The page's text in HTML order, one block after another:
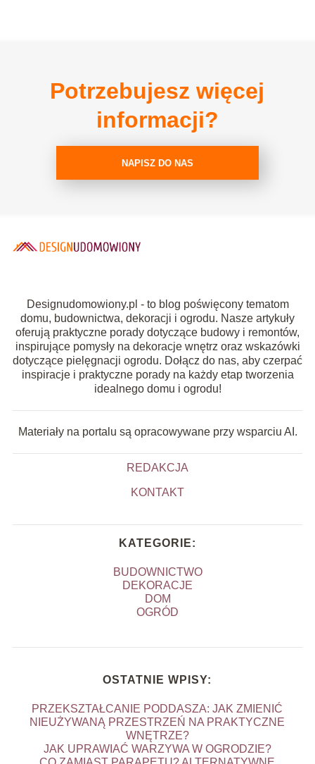
Potrzebujesz więcej
informacji?
NAPISZ DO NAS
Designudomowiony.pl - to blog poświęcony tematom
domu, budownictwa, dekoracji i ogrodu. Nasze artykuły
oferują praktyczne porady dotyczące budowy i remontów,
inspirujące pomysły na dekoracje wnętrz oraz wskazówki
dotyczące pielęgnacji ogrodu. Dołącz do nas, aby czerpać
inspiracje i praktyczne porady na każdy etap tworzenia
idealnego domu i ogrodu!
Materiały na portalu są opracowywane przy wsparciu AI.
REDAKCJA
KONTAKT
KATEGORIE:
BUDOWNICTWO
DEKORACJE
DOM
OGRÓD
OSTATNIE WPISY:
PRZEKSZTAŁCANIE PODDASZA: JAK ZMIENIĆ
NIEUŻYWANĄ PRZESTRZEŃ NA PRAKTYCZNE
WNĘTRZE?
JAK UPRAWIAĆ WARZYWA W OGRODZIE?